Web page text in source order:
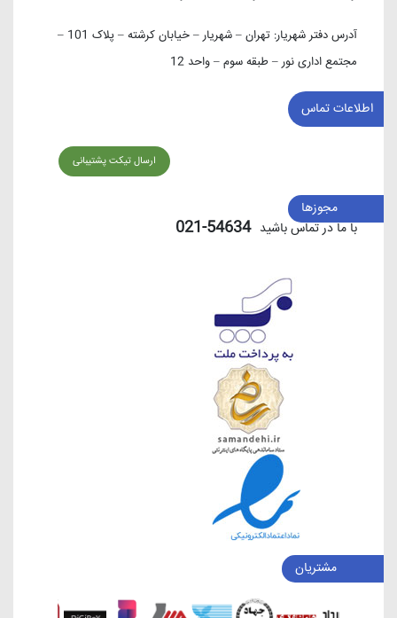
آدرس دفتر شهریار:
تهران – شهریار – خیابان کرشته – پلاک 101 –
مجتمع اداری نور – طبقه سوم – واحد 12
اطلاعات تماس
ارسال تیکت پشتیبانی
با ما در تماس باشید 54634-021
مجوزها
مشتریان